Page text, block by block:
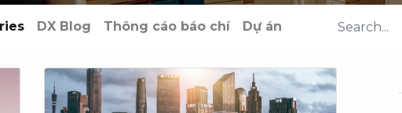
DX Blog Thông cáo báo chí Dự án